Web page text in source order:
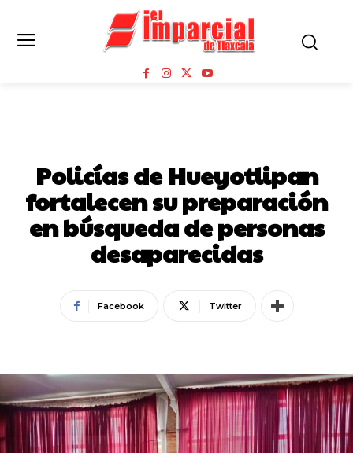
Policías de Hueyotlipan
fortalecen su preparación
en búsqueda de personas
desaparecidas
Facebook Twitter